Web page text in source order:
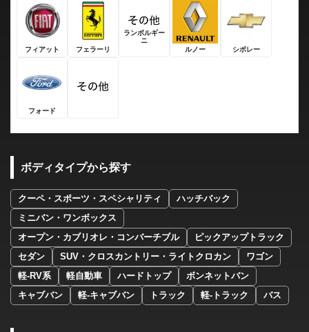
フィアット フェラーリ
ランボルギー
ニ
ルノー
シボレー
フォード
ボディタイプから探す
クーペ・スポーツ・スペシャリティ
ハッチバック
ミニバン・ワンボックス
オープン・カブリオレ・コンバーチブル
ピックアップトラック
セダン
SUV・クロスカントリー・ライトクロカン
ワゴン
軽-RV系
軽自動車 ハードトップ
ボンネットバン
キャブバン
軽-キャブバン トラック 軽-トラック バス